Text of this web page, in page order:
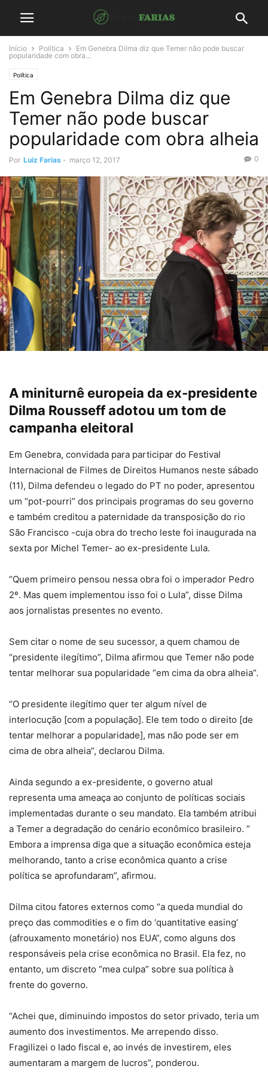
Início Política
Em Genebra Dilma diz que Temer não pode buscar
popularidade com obra...
Política
Em Genebra Dilma diz que
Temer não pode buscar
popularidade com obra alheia
Por Luiz Farias - março 12, 2017 0
A miniturnê europeia da ex-presidente
Dilma Rousseff adotou um tom de
campanha eleitoral
Em Genebra, convidada para participar do Festival
Internacional de Filmes de Direitos Humanos neste sábado
(11), Dilma defendeu o legado do PT no poder, apresentou
um “pot-pourri” dos principais programas do seu governo
e também creditou a paternidade da transposição do rio
São Francisco -cuja obra do trecho leste foi inaugurada na
sexta por Michel Temer- ao ex-presidente Lula.
“Quem primeiro pensou nessa obra foi o imperador Pedro
2º. Mas quem implementou isso foi o Lula”, disse Dilma
aos jornalistas presentes no evento.
Sem citar o nome de seu sucessor, a quem chamou de
“presidente ilegítimo”, Dilma afirmou que Temer não pode
tentar melhorar sua popularidade “em cima da obra alheia”.
“O presidente ilegítimo quer ter algum nível de
interlocução [com a população]. Ele tem todo o direito [de
tentar melhorar a popularidade], mas não pode ser em
cima de obra alheia”, declarou Dilma.
Ainda segundo a ex-presidente, o governo atual
representa uma ameaça ao conjunto de políticas sociais
implementadas durante o seu mandato. Ela também atribui
a Temer a degradação do cenário econômico brasileiro. ”
Embora a imprensa diga que a situação econômica esteja
melhorando, tanto a crise econômica quanto a crise
política se aprofundaram”, afirmou.
Dilma citou fatores externos como “a queda mundial do
preço das commodities e o fim do ‘quantitative easing’
(afrouxamento monetário) nos EUA”, como alguns dos
responsáveis pela crise econômica no Brasil. Ela fez, no
entanto, um discreto “mea culpa” sobre sua política à
frente do governo.
“Achei que, diminuindo impostos do setor privado, teria um
aumento dos investimentos. Me arrependo disso.
Fragilizei o lado fiscal e, ao invés de investirem, eles
aumentaram a margem de lucros”, ponderou.